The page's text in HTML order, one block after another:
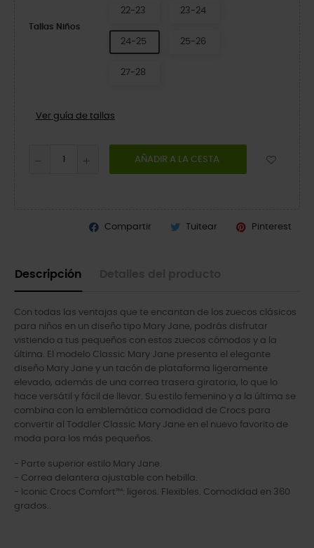
Tallas Niños
22-23 23-24
24-25 25-26
27-28
Ver guía de tallas
AÑADIR A LA CESTA
Compartir Tuitear Pinterest
Descripción
Con todas las ventajas que te encantan de los zuecos clásicos
para niños en un diseño tipo Mary Jane, podrás disfrutar
vistiendo a tus pequeños con estos zuecos cómodos y a la
última. El modelo Classic Mary Jane presenta el elegante
diseño Mary Jane y un tacón de plataforma ligeramente
elevado, además de una correa trasera giratoria, lo que lo
hace versátil y fácil de llevar. Su estilo femenino y a la última se
combina con la emblemática comodidad de Crocs para
convertir al Toddler Classic Mary Jane en el nuevo favorito de
moda para los más pequeños.
- Parte superior estilo Mary Jane.
- Correa delantera ajustable con hebilla.
- Iconic Crocs Comfort™: ligeros. Flexibles. Comodidad en 360
grados..